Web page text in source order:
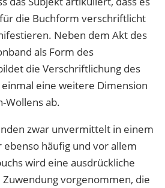
die Buchform verschriftlicht
Neben dem Akt des
als Form des
die Verschriftlichung des
eine weitere Dimension
Wollens ab.
zwar unvermittelt in einem
ebenso häufig und vor allem
wird eine ausdrückliche
vorgenommen, die